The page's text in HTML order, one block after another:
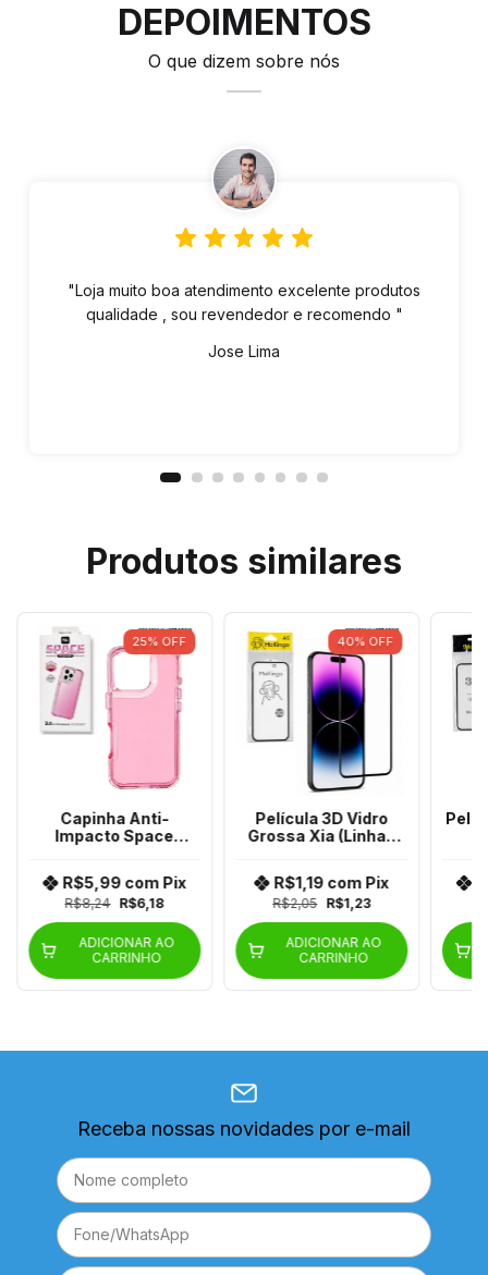
DEPOIMENTOS
O que dizem sobre nós
"Loja muito boa atendimento excelente produtos
qualidade , sou revendedor e recomendo "
Jose Lima
Produtos similares
25% OFF
Capinha Anti-
Impacto Space
R$8,24 R$6,18
R$5,99 com Pix
ADICIONAR AO
CARRINHO
40% OFF
Película 3D Vidro
Grossa Xia (Linhas
R$2,05 R$1,23
R$1,19 com Pix
ADICIONAR AO
CARRINHO
Receba nossas novidades por e-mail